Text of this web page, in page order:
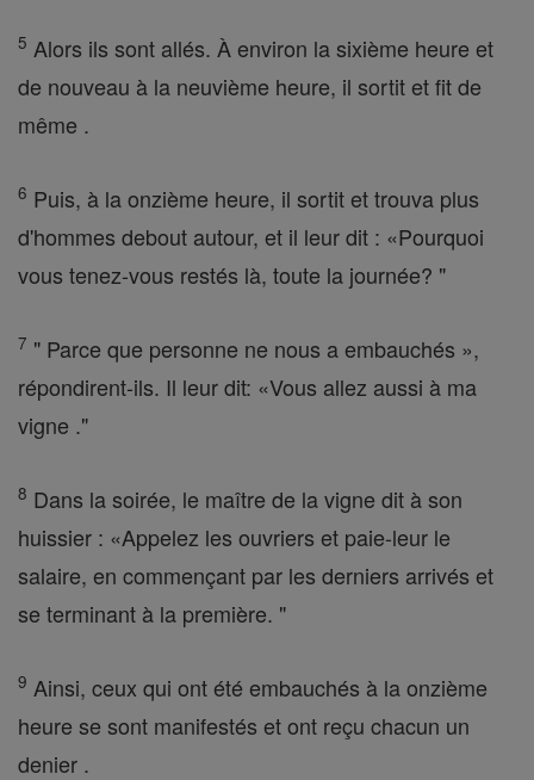
5 Alors ils sont allés. À environ la sixième heure et
de nouveau à la neuvième heure, il sortit et fit de
même .
6 Puis, à la onzième heure, il sortit et trouva plus
d'hommes debout autour, et il leur dit : «Pourquoi
vous tenez-vous restés là, toute la journée? "
7 " Parce que personne ne nous a embauchés »,
répondirent-ils. Il leur dit: «Vous allez aussi à ma
vigne ."
8 Dans la soirée, le maître de la vigne dit à son
huissier : «Appelez les ouvriers et paie-leur le
salaire, en commençant par les derniers arrivés et
se terminant à la première. "
9 Ainsi, ceux qui ont été embauchés à la onzième
heure se sont manifestés et ont reçu chacun un
denier .